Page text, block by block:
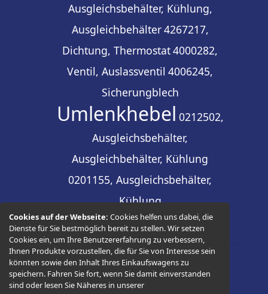
Cookies auf der Webseite:Cookies helfen uns dabei, die
Dienste für Sie bestmöglich bereit zu stellen. Wir setzen
Cookies ein, um Ihre Benutzererfahrung zu verbessern,
Ihnen Produkte vorzustellen, die für Sie von Interesse sein
könnten sowie den Inhalt Ihres Einkaufswagens zu
speichern. Fahren Sie fort, wenn Sie damit einverstanden
sind oder lesen Sie Näheres in unserer
Ausgleichsbehälter, Kühlung,
Ausgleichbehälter4267217,
Dichtung, Thermostat4000282,
Ventil, Auslassventil 4006245,
Sicherungblech
Umlenkhebel 0212502,
Ausgleichsbehälter,
Ausgleichbehälter, Kühlung
0201155, Ausgleichsbehälter,
Kühlung
© 2026 - Thüringer Ersatzteilhandel